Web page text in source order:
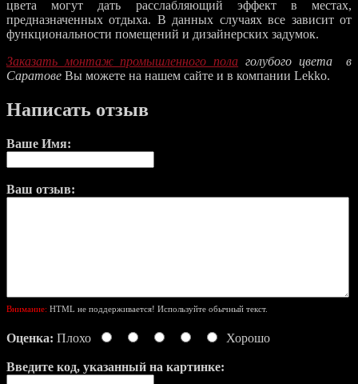
цвета могут дать расслабляющий эффект в местах,
предназначенных отдыха. В данных случаях все зависит от
функциональности помещений и дизайнерских задумок.
Заказать монтаж промышленного пола голубого цвета в
Саратове Вы можете на нашем сайте и в компании Lekko.
Написать отзыв
Ваше Имя:
Ваш отзыв:
Внимание: HTML не поддерживается! Используйте обычный текст.
Оценка: Плохо Хорошо
Введите код, указанный на картинке: